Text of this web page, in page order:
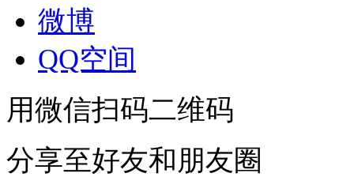
微博
QQ空间
用微信扫码二维码
分享至好友和朋友圈